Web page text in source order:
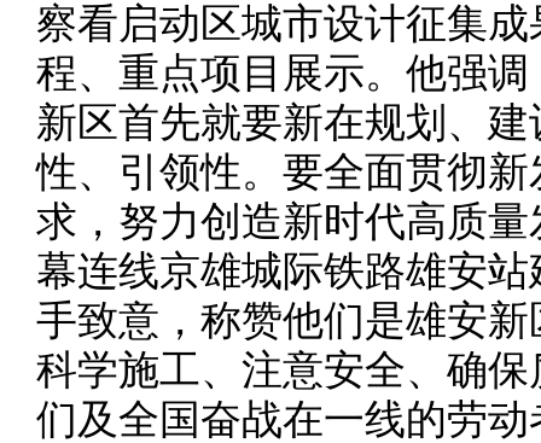
察看启动区城市设计征集
程、重点项目展示。他强
新区首先就要新在规划、
性、引领性。要全面贯彻
求，努力创造新时代高质
幕连线京雄城际铁路雄安
手致意，称赞他们是雄安
科学施工、注意安全、确
们及全国奋战在一线的劳